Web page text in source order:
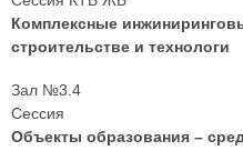
Комплексные
строительстве и технологи
Зал №3.4
Сессия
Объекты образования –